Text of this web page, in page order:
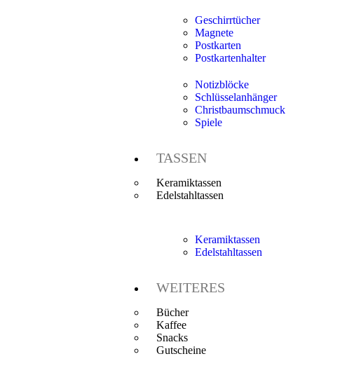
Geschirrtücher
Magnete
Postkarten
Postkartenhalter
Notizblöcke
Schlüsselanhänger
Christbaumschmuck
Spiele
TASSEN
Keramiktassen
Edelstahltassen
Keramiktassen
Edelstahltassen
WEITERES
Bücher
Kaffee
Snacks
Gutscheine